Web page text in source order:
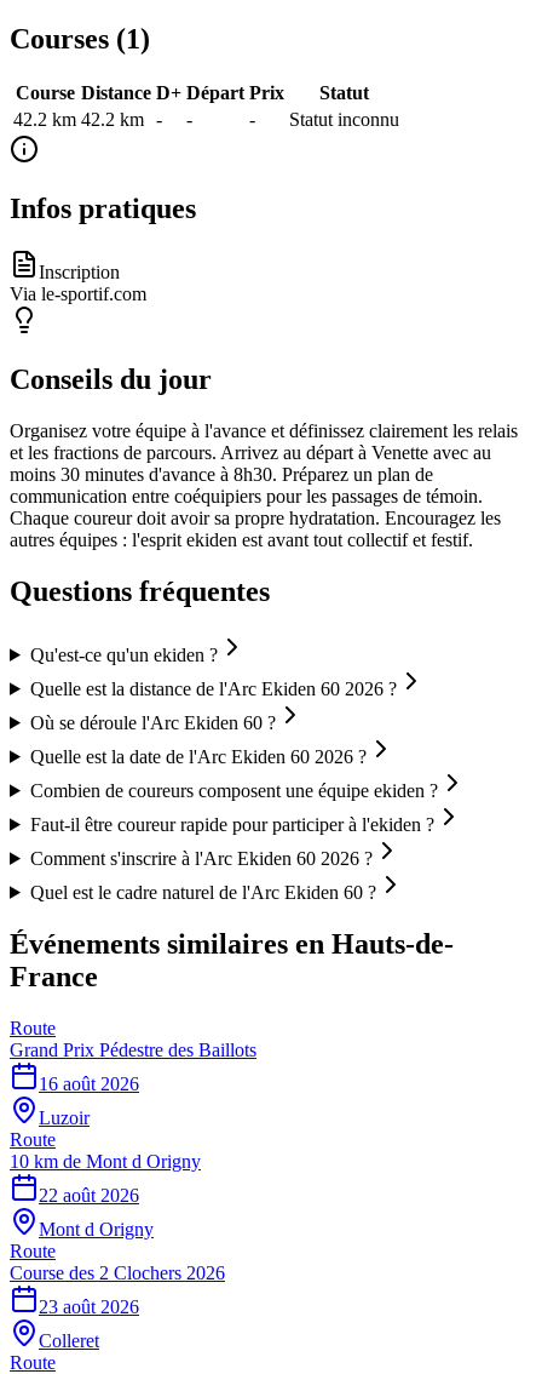
Courses (1)
Course Distance D+ Départ Prix
Statut
42.2 km 42.2 km - - - Statut inconnu
Infos pratiques
Inscription
Via le-sportif.com
Conseils du jour
Organisez votre équipe à l'avance et définissez clairement les relais
et les fractions de parcours. Arrivez au départ à Venette avec au
moins 30 minutes d'avance à 8h30. Préparez un plan de
communication entre coéquipiers pour les passages de témoin.
Chaque coureur doit avoir sa propre hydratation. Encouragez les
autres équipes : l'esprit ekiden est avant tout collectif et festif.
Questions fréquentes
Qu'est-ce qu'un ekiden ?
Quelle est la distance de l'Arc Ekiden 60 2026 ?
Où se déroule l'Arc Ekiden 60 ?
Quelle est la date de l'Arc Ekiden 60 2026 ?
Combien de coureurs composent une équipe ekiden ?
Faut-il être coureur rapide pour participer à l'ekiden ?
Comment s'inscrire à l'Arc Ekiden 60 2026 ?
Quel est le cadre naturel de l'Arc Ekiden 60 ?
Événements similaires en Hauts-de-
France
Route
Grand Prix Pédestre des Baillots
16 août 2026
Luzoir
Route
10 km de Mont d Origny
22 août 2026
Mont d Origny
Route
Course des 2 Clochers 2026
23 août 2026
Colleret
Route